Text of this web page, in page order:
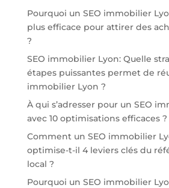
Pourquoi un SEO immobilier
plus efficace pour attirer des
?
SEO immobilier Lyon: Quelle
étapes puissantes permet de
immobilier Lyon ?
À qui s’adresser pour un SEO
avec 10 optimisations efficaces ?
Comment un SEO immobilier
optimise-t-il 4 leviers clés du
local ?
Pourquoi un SEO immobilier